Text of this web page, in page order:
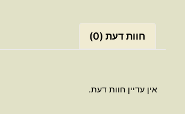
חוות דעת (0)
אין עדיין חוות דעת.